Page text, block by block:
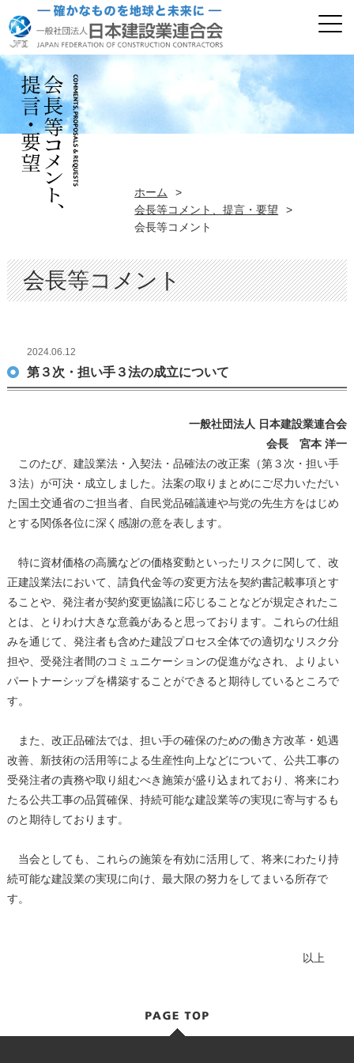
ホーム
>
会長等コメント、提言・要望
>
会長等コメント
会長等コメント
2024.06.12
第３次・担い手３法の成立について
一般社団法人 日本建設業連合会
会長 宮本 洋一
このたび、建設業法・入契法・品確法の改正案（第３次・担い手
３法）が可決・成立しました。法案の取りまとめにご尽力いただい
た国土交通省のご担当者、自民党品確議連や与党の先生方をはじめ
とする関係各位に深く感謝の意を表します。
特に資材価格の高騰などの価格変動といったリスクに関して、改
正建設業法において、請負代金等の変更方法を契約書記載事項とす
ることや、発注者が契約変更協議に応じることなどが規定されたこ
とは、とりわけ大きな意義があると思っております。これらの仕組
みを通じて、発注者も含めた建設プロセス全体での適切なリスク分
担や、受発注者間のコミュニケーションの促進がなされ、よりよい
パートナーシップを構築することができると期待しているところで
す。
また、改正品確法では、担い手の確保のための働き方改革・処遇
改善、新技術の活用等による生産性向上などについて、公共工事の
受発注者の責務や取り組むべき施策が盛り込まれており、将来にわ
たる公共工事の品質確保、持続可能な建設業等の実現に寄与するも
のと期待しております。
当会としても、これらの施策を有効に活用して、将来にわたり持
続可能な建設業の実現に向け、最大限の努力をしてまいる所存で
す。
以上